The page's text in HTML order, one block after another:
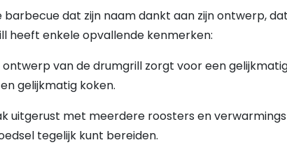
barbecue dat zijn naam dankt aan zijn ontwerp,
heeft enkele opvallende kenmerken:
ontwerp van de drumgrill zorgt voor een
gelijkmatig koken.
uitgerust met meerdere roosters en
tegelijk kunt bereiden.